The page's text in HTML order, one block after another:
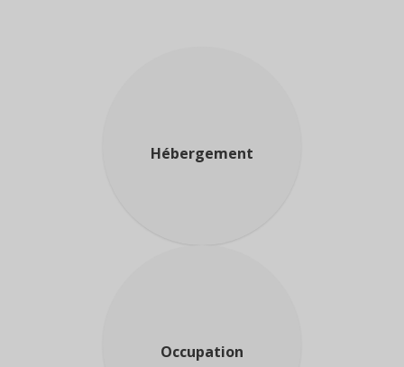
Hébergement
Occupation